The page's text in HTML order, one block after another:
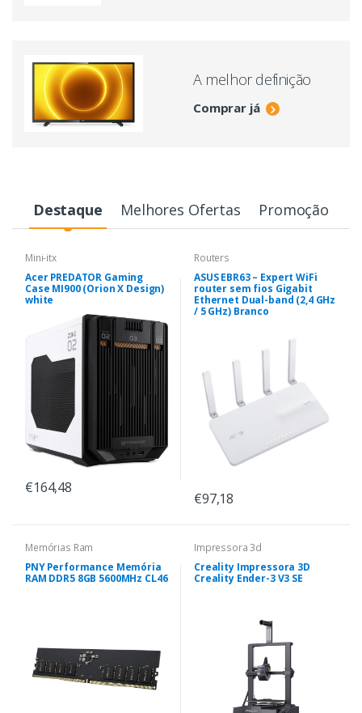
A melhor definição
Comprar já
Destaque Melhores Ofertas Promoção
Mini-itx
Acer PREDATOR Gaming
Case MI900 (Orion X Design)
white
€164,48
Routers
ASUS EBR63 – Expert WiFi
router sem fios Gigabit
Ethernet Dual-band (2,4 GHz
/ 5 GHz) Branco
€97,18
Memórias Ram
PNY Performance Memória
RAM DDR5 8GB 5600MHz CL46
Impressora 3d
Creality Impressora 3D
Creality Ender-3 V3 SE